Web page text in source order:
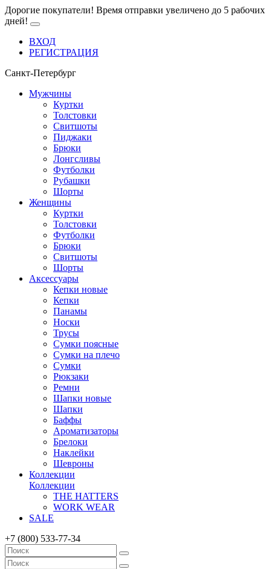
Дорогие покупатели! Время отправки увеличено до 5 рабочих
дней!
ВХОД
РЕГИСТРАЦИЯ
Санкт-Петербург
Мужчины
Куртки
Толстовки
Свитшоты
Пиджаки
Брюки
Лонгсливы
Футболки
Рубашки
Шорты
Женщины
Куртки
Толстовки
Футболки
Брюки
Свитшоты
Шорты
Аксессуары
Кепки новые
Кепки
Панамы
Носки
Трусы
Сумки поясные
Сумки на плечо
Сумки
Рюкзаки
Ремни
Шапки новые
Шапки
Баффы
Ароматизаторы
Брелоки
Наклейки
Шевроны
Коллекции
Коллекции
THE HATTERS
WORK WEAR
SALE
+7 (800) 533-77-34